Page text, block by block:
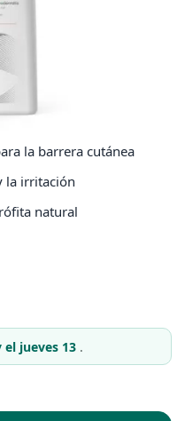
la barrera cutánea
la irritación
natural
jueves 13 .